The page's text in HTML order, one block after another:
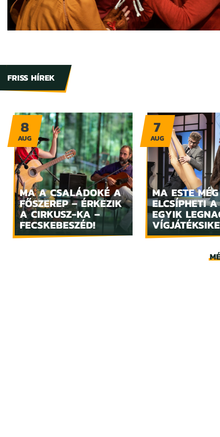
FRISS HÍREK
MA A CSALÁDOKÉ A
FŐSZEREP – ÉRKEZIK
A CIRKUSZ-KA –
FECSKEBESZÉD!
8
AUG
MA ESTE MÉG
ELCSÍPHETI
EGYIK
7
AUG